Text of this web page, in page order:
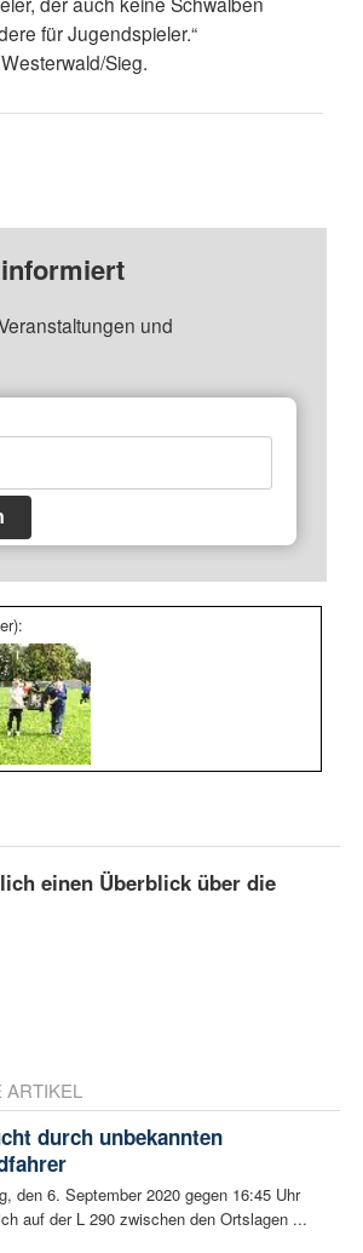
für Jugendspieler.“
Sieg.
und
einen Überblick über die
durch unbekannten
den 6. September 2020 gegen 16:45 Uhr
auf der L 290 zwischen den Ortslagen ...